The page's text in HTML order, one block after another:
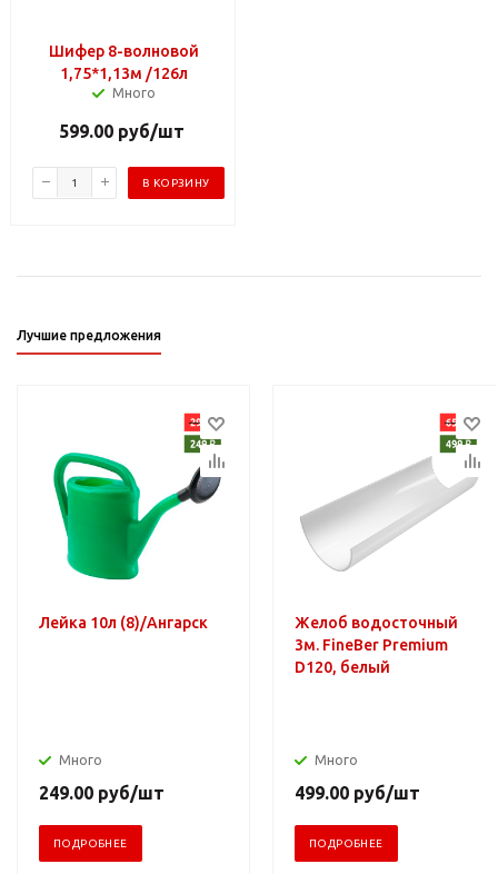
Шифер 8-волновой
1,75*1,13м /126л
Много
599.00руб/шт
В КОРЗИНУ
Лучшие предложения
Лейка 10л (8)/Ангарск
Много
249.00 руб/шт
ПОДРОБНЕЕ
Желоб водосточный
3м. FineBer Premium
D120, белый
Много
499.00 руб/шт
ПОДРОБНЕЕ